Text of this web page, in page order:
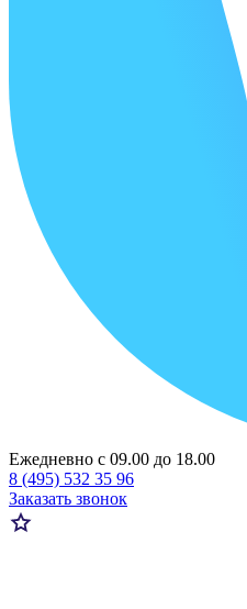
Ежедневно с 09.00 до 18.00
8 (495) 532 35 96
Заказать звонок